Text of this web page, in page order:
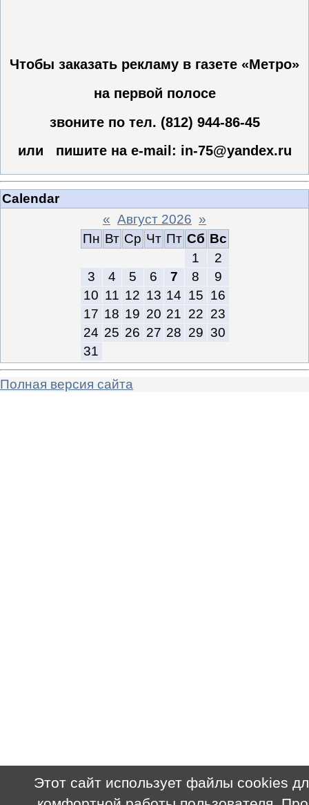
Чтобы заказать рекламу в газете «Метро»
на первой полосе
звоните по тел. (812) 944-86-45
или пишите на e-mail: in-75@yandex.ru
Calendar
« Август 2026 »
Пн Вт Ср Чт Пт Сб Вс
1
2
3
4 5 6 7 8
9
10 11 12 13 14 15 16
17 18 19 20 21 22 23
24 25 26 27 28 29 30
31
Полная версия сайта
Этот сайт использует файлы cookies